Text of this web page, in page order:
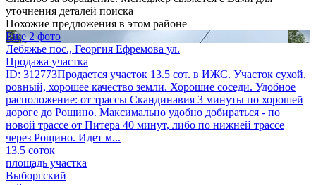
уточнения деталей поиска
Похожие предложения в этом районе
Еще 2 фото
Лебяжье пос., Георгия Ефремова ул.
Продажа участка
ID: 312773Продается участок 13.5 сот. в ИЖС. Участок сухой,
ровный, хорошее качество земли. Хорошие соседи. Удобное
расположение: от трассы Скандинавия 3 минуты по хорошей
дороге до Рощино. Максимально удобно добираться - по
новой трассе от Питера 40 минут, либо по нижней трассе
через Рощино. Идет м...
13.5 соток
площадь участка
Выборгский